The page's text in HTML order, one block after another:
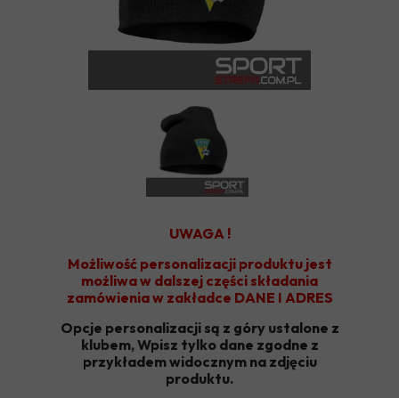
UWAGA !
Możliwość personalizacji produktu jest
możliwa w dalszej części składania
zamówienia w zakładce DANE I ADRES
Opcje personalizacji są z góry ustalone z
klubem, Wpisz tylko dane zgodne z
przykładem widocznym na zdjęciu
produktu.